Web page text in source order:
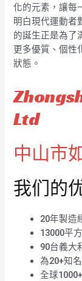
化的元素，讓每
明白現代運動者
的誕生正是為了
更多優質、個性
狀態。
Ltd
中山市
我们的
20年製造
13000平
90台義大
為20+知
全球